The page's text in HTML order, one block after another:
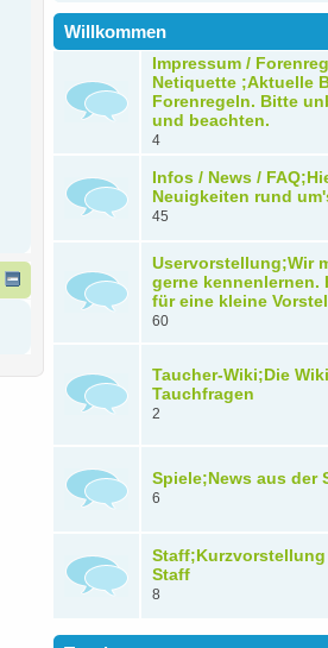
Willkommen
Impressum /
Netiquette ;Aktuelle
Forenregeln. Bitte
und beachten.
4
Infos / News /
Neuigkeiten rund
45
Uservorstellung;Wir
gerne kennenlernen.
für eine kleine
60
Taucher-Wiki;Die
Tauchfragen
2
Spiele;News aus der
6
Staff;Kurzvorstellung
Staff
8